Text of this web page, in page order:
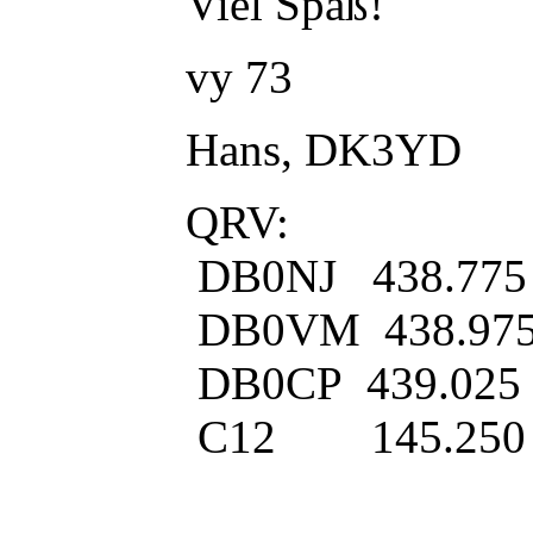
vy 73
Hans, DK3YD
QRV:
DB0NJ
DB0VM
DB0CP
C12 145.250